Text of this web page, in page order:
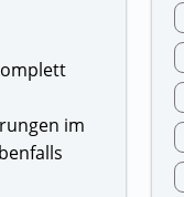
im